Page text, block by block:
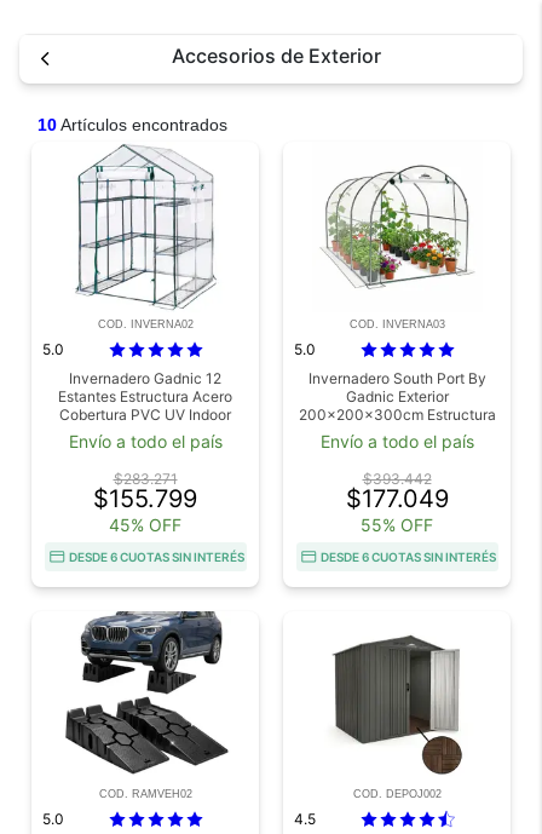
Accesorios de Exterior
10Artículos encontrados
COD. INVERNA02
5.0
Invernadero Gadnic 12
Estantes Estructura Acero
Cobertura PVC UV Indoor
Outdoor Puerta Enrollable
215x143x195cm Cultivo
Envío a todo el país
$283.271
$155.799
45% OFF
DESDE 6 CUOTAS SIN INTERÉS
COD. INVERNA03
5.0
Invernadero South Port By
Gadnic Exterior
200x200x300cm Estructura
Acero Cobertura PVC
Proteccion UV Puerta
Enrollable Cultivo Jardin
Envío a todo el país
$393.442
$177.049
55% OFF
DESDE 6 CUOTAS SIN INTERÉS
COD. RAMVEH02
5.0
COD. DEPOJ002
4.5